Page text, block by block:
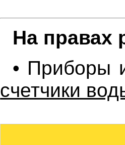
На правах
• Приборы
счетчики